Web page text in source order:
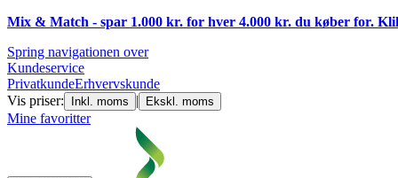
Mix & Match - spar 1.000 kr. for hver 4.000 kr. du køber for.
Spring navigationen over
Kundeservice
PrivatkundeErhvervskunde
Vis priser:
Inkl. moms | Ekskl. moms
Mine favoritter